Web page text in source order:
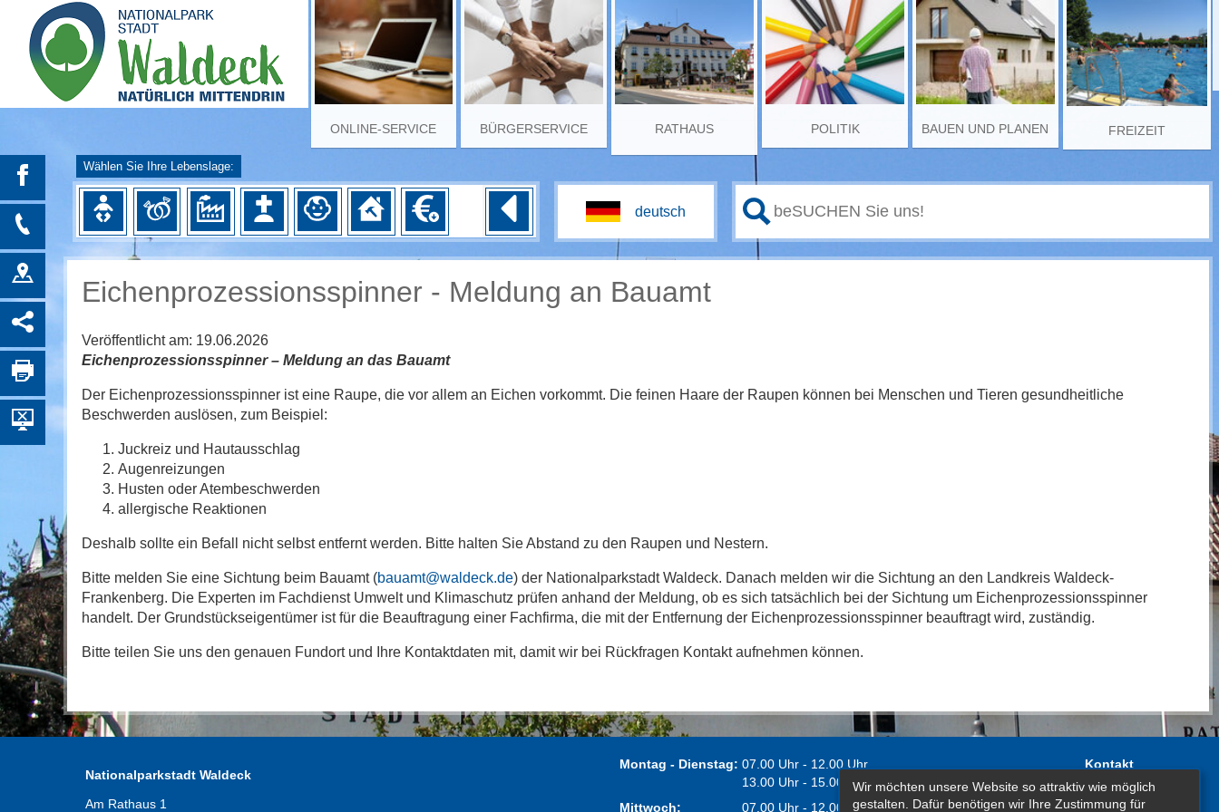
ONLINE-SERVICE BÜRGERSERVICE RATHAUS POLITIK BAUEN UND PLANEN FREIZEIT
Wählen Sie Ihre Lebenslage:
Eichenprozessionsspinner - Meldung an Bauamt
Veröffentlicht am: 19.06.2026
Eichenprozessionsspinner – Meldung an das Bauamt
Der Eichenprozessionsspinner ist eine Raupe, die vor allem an Eichen vorkommt. Die feinen Haare der Raupen können bei Menschen und Tieren gesundheitliche
Beschwerden auslösen, zum Beispiel:
Juckreiz und Hautausschlag
Augenreizungen
Husten oder Atembeschwerden
allergische Reaktionen
Deshalb sollte ein Befall nicht selbst entfernt werden. Bitte halten Sie Abstand zu den Raupen und Nestern.
Bitte melden Sie eine Sichtung beim Bauamt (bauamt@waldeck.de) der Nationalparkstadt Waldeck. Danach melden wir die Sichtung an den Landkreis Waldeck-
Frankenberg. Die Experten im Fachdienst Umwelt und Klimaschutz prüfen anhand der Meldung, ob es sich tatsächlich bei der Sichtung um Eichenprozessionsspinner
handelt. Der Grundstückseigentümer ist für die Beauftragung einer Fachfirma, die mit der Entfernung der Eichenprozessionsspinner beauftragt wird, zuständig.
Bitte teilen Sie uns den genauen Fundort und Ihre Kontaktdaten mit, damit wir bei Rückfragen Kontakt aufnehmen können.
Nationalparkstadt Waldeck
Am Rathaus 1
Montag - Dienstag: 07.00 Uhr - 12.00 Uhr
13.00 Uhr - 15.00 Uhr
Mittwoch:
07.00 Uhr - 12.00 Uhr
Kontakt
Impressum
Wir möchten unsere Website so attraktiv wie möglich
gestalten. Dafür benötigen wir Ihre Zustimmung für